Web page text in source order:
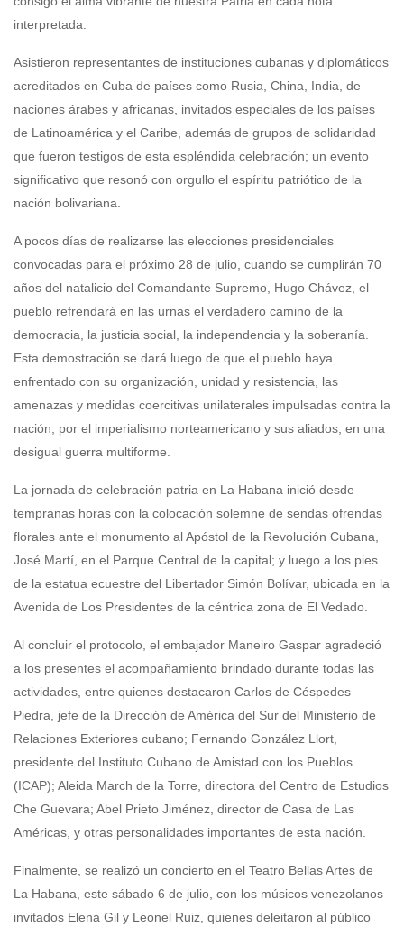
interpretada.
Asistieron representantes de instituciones cubanas y diplomáticos
acreditados en Cuba de países como Rusia, China, India, de
naciones árabes y africanas, invitados especiales de los países
de Latinoamérica y el Caribe, además de grupos de solidaridad
que fueron testigos de esta espléndida celebración; un evento
significativo que resonó con orgullo el espíritu patriótico de la
nación bolivariana.
A pocos días de realizarse las elecciones presidenciales
convocadas para el próximo 28 de julio, cuando se cumplirán 70
años del natalicio del Comandante Supremo, Hugo Chávez, el
pueblo refrendará en las urnas el verdadero camino de la
democracia, la justicia social, la independencia y la soberanía.
Esta demostración se dará luego de que el pueblo haya
enfrentado con su organización, unidad y resistencia, las
amenazas y medidas coercitivas unilaterales impulsadas contra la
nación, por el imperialismo norteamericano y sus aliados, en una
desigual guerra multiforme.
La jornada de celebración patria en La Habana inició desde
tempranas horas con la colocación solemne de sendas ofrendas
florales ante el monumento al Apóstol de la Revolución Cubana,
José Martí, en el Parque Central de la capital; y luego a los pies
de la estatua ecuestre del Libertador Simón Bolívar, ubicada en la
Avenida de Los Presidentes de la céntrica zona de El Vedado.
Al concluir el protocolo, el embajador Maneiro Gaspar agradeció
a los presentes el acompañamiento brindado durante todas las
actividades, entre quienes destacaron Carlos de Céspedes
Piedra, jefe de la Dirección de América del Sur del Ministerio de
Relaciones Exteriores cubano; Fernando González Llort,
presidente del Instituto Cubano de Amistad con los Pueblos
(ICAP); Aleida March de la Torre, directora del Centro de Estudios
Che Guevara; Abel Prieto Jiménez, director de Casa de Las
Américas, y otras personalidades importantes de esta nación.
Finalmente, se realizó un concierto en el Teatro Bellas Artes de
La Habana, este sábado 6 de julio, con los músicos venezolanos
invitados Elena Gil y Leonel Ruiz, quienes deleitaron al público